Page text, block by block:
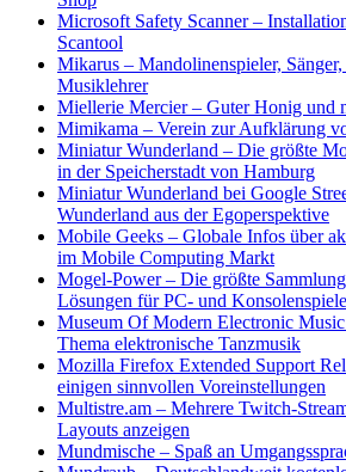
Microsoft Safety Scanner–
Scantool
Mikarus – Mandolinenspieler,
Musiklehrer
Miellerie Mercier– Guter Honig und
Mimikama – Verein zur Aufklärung
Miniatur Wunderland – Die größte
in der Speicherstadt von Hamburg
Miniatur Wunderland bei Google
Wunderland aus der Egoperspektive
Mobile Geeks – Globale Infos über
im Mobile Computing Markt
Mogel-Power– Die größte
Lösungen für PC- und Konsolenspiele
Museum Of Modern Electronic Music
Thema elektronische Tanzmusik
Mozilla Firefox Extended Support
einigen sinnvollen Voreinstellungen
Multistre.am – Mehrere Twitch-
Layouts anzeigen
Mundmische – Spaß an